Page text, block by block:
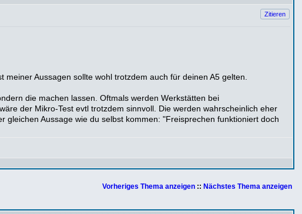
Zitieren
Aussagen sollte wohl trotzdem auch für deinen A5 gelten.
die machen lassen. Oftmals werden Werkstätten bei
der Mikro-Test evtl trotzdem sinnvoll. Die werden wahrscheinlich eher
Aussage wie du selbst kommen: "Freisprechen funktioniert doch
Vorheriges Thema anzeigen :: Nächstes Thema anzeigen